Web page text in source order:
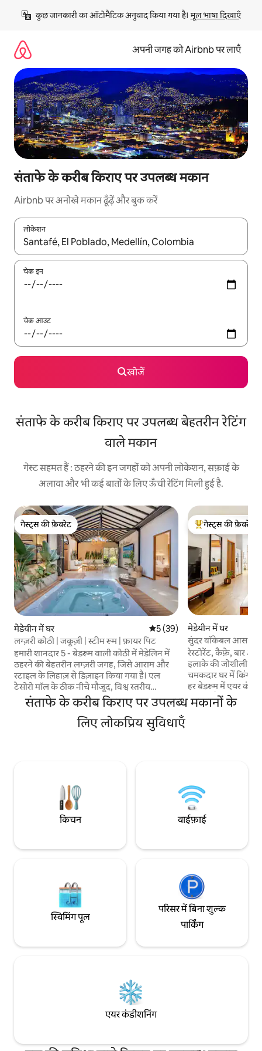
छोड़कर
कॉन्टेंट
कुछ जानकारी का ऑटोमैटिक अनुवाद किया गया है। मूल भाषा दिखाएँ
अपनी जगह को Airbnb पर लाएँ
संताफे के करीब किराए पर उपलब्ध मकान
Airbnb पर अनोखे मकान ढूँढ़ें और बुक करें
लोकेशन
नतीजों के उपलब्ध होने पर, अप और डाउन 'ऐरो की' का इस्तेमाल करके नेविगेट
चेक इन
चेक आउट
खोजें
संताफे के करीब किराए पर उपलब्ध बेहतरीन रेटिंग
वाले मकान
गेस्ट सहमत हैं : ठहरने की इन जगहों को अपनी लोकेशन, सफ़ाई के
अलावा और भी कई बातों के लिए ऊँची रेटिंग मिली हुई है.
गेस्ट्स की फ़ेवरेट
गेस्ट्स की फ़ेवरेट
मेडेयीन में घर औसत रेटिंग 5 में से 5, 39 समीक्षाएँ
5 (39)
लग्ज़री कोठी | जकूज़ी | स्टीम रूम | फ़ायर पिट
हमारी शानदार 5 - बेडरूम वाली कोठी में मेडेलिन में
ठहरने की बेहतरीन लग्ज़री जगह, जिसे आराम और
स्टाइल के लिहाज़ से डिज़ाइन किया गया है। एल
टेसोरो मॉल के ठीक नीचे मौजूद, विश्व स्तरीय
खरीदारी, भोजन और मनोरंजन का ऐक्सेस। इसके
अलावा, आप एल पोब्लाडो और प्रोवेन्ज़ा से केवल 5
मिनट की दूरी पर हैं, जो नाइटलाइफ़, रेस्तरां और
संस्कृति के लिए शहर के सबसे जीवंत पड़ोस है। एल
सभी दिन स्टाफ़
गेस्ट्स का टॉप फ़ेवरेट
गेस्ट्स की फ़ेवरेट
मेडेयीन में घर
सुंदर वॉकेबल आस -
Laureles
रेस्टोरेंट, कैफ़े, बार
इलाके की जोशीली
चमकदार घर में किंग-
हर बेडरूम में एयर
बाथटब है, साथ ही
पूरा बाथरूम भी है।
संताफे के करीब किराए पर उपलब्ध मकानों के
लिए लोकप्रिय सुविधाएँ
किचन वाईफ़ाई
स्विमिंग पूल
परिसर में बिना शुल्क
पार्किंग
एयर कंडीशनिंग